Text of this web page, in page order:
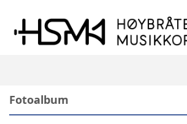
Fotoalbum